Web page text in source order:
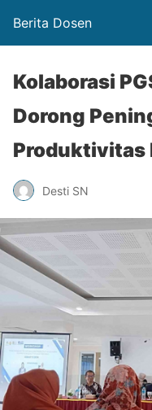
Berita Dosen
Kolaborasi
Dorong
Produktivitas
Desti SN